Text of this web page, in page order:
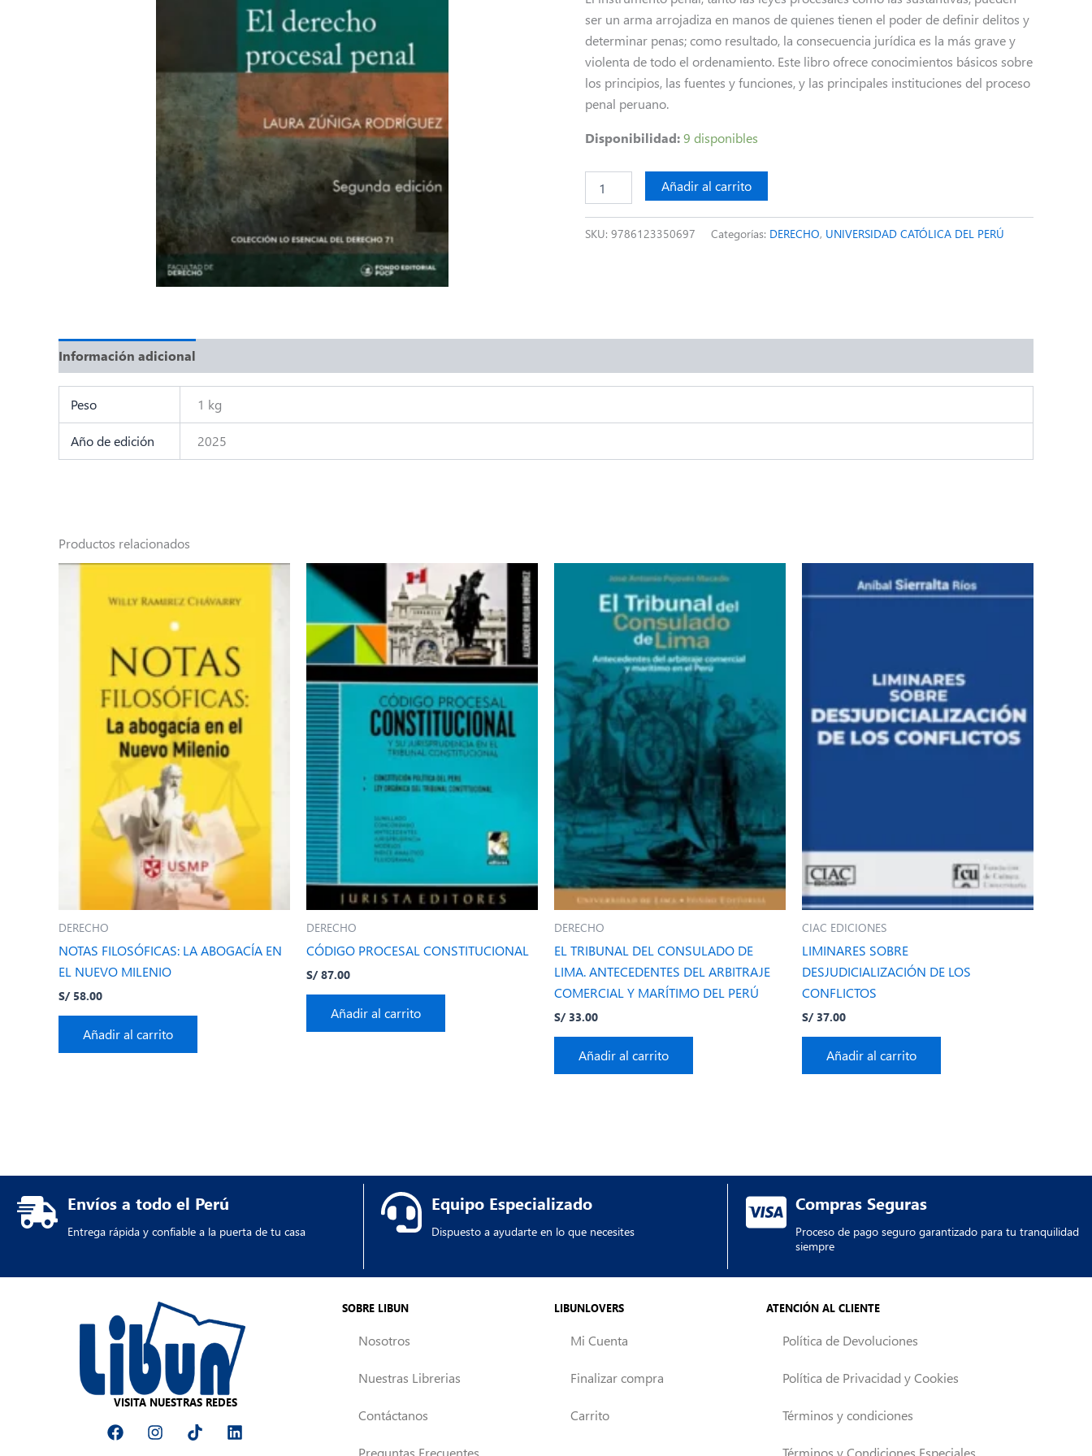
ser un arma arrojadiza en manos de quienes tienen el poder de definir delitos y
determinar penas; como resultado, la consecuencia jurídica es la más grave y
violenta de todo el ordenamiento. Este libro ofrece conocimientos básicos sobre
los principios, las fuentes y funciones, y las principales instituciones del proceso
penal peruano.
Disponibilidad:9 disponibles
Añadir al carrito
SKU: 9786123350697 Categorías: DERECHO, UNIVERSIDAD CATÓLICA DEL PERÚ
Información adicional
Peso 1 kg
Año de edición 2025
Productos relacionados
DERECHO
NOTAS FILOSÓFICAS: LA ABOGACÍA EN
EL NUEVO MILENIO
S/58.00
Añadir al carrito
DERECHO
CÓDIGO PROCESAL CONSTITUCIONAL
S/87.00
Añadir al carrito
DERECHO
EL TRIBUNAL DEL CONSULADO DE
LIMA. ANTECEDENTES DEL ARBITRAJE
COMERCIAL Y MARÍTIMO DEL PERÚ
S/33.00
Añadir al carrito
CIAC EDICIONES
LIMINARES SOBRE
DESJUDICIALIZACIÓN DE LOS
CONFLICTOS
S/37.00
Añadir al carrito
Envíos a todo el Perú
Entrega rápida y confiable a la puerta de tu casa
Equipo Especializado
Dispuesto a ayudarte en lo que necesites
Compras Seguras
Proceso de pago seguro garantizado para tu tranquilidad
siempre
VISITA NUESTRAS REDES
F
a
I
n
T
i
L
i
SOBRE LIBUN
Nosotros
Nuestras Librerias
Contáctanos
LIBUNLOVERS
Mi Cuenta
Finalizar compra
Carrito
ATENCIÓN AL CLIENTE
Política de Devoluciones
Política de Privacidad y Cookies
Términos y condiciones